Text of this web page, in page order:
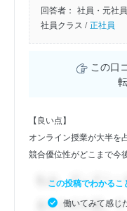
回答者： 社員・元社
社員クラス / 正社員
この口
【良い点】
オンライン授業が大半を
競合優位性がどこまで今
この投稿でわかるこ
働いてみて感じ